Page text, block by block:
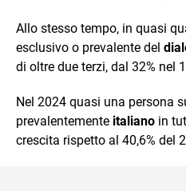
Allo stesso tempo, in quasi
esclusivo o prevalente del
di oltre due terzi, dal 32% nel
Nel 2024 quasi una persona
prevalentemente italiano in
crescita rispetto al 40,6% del